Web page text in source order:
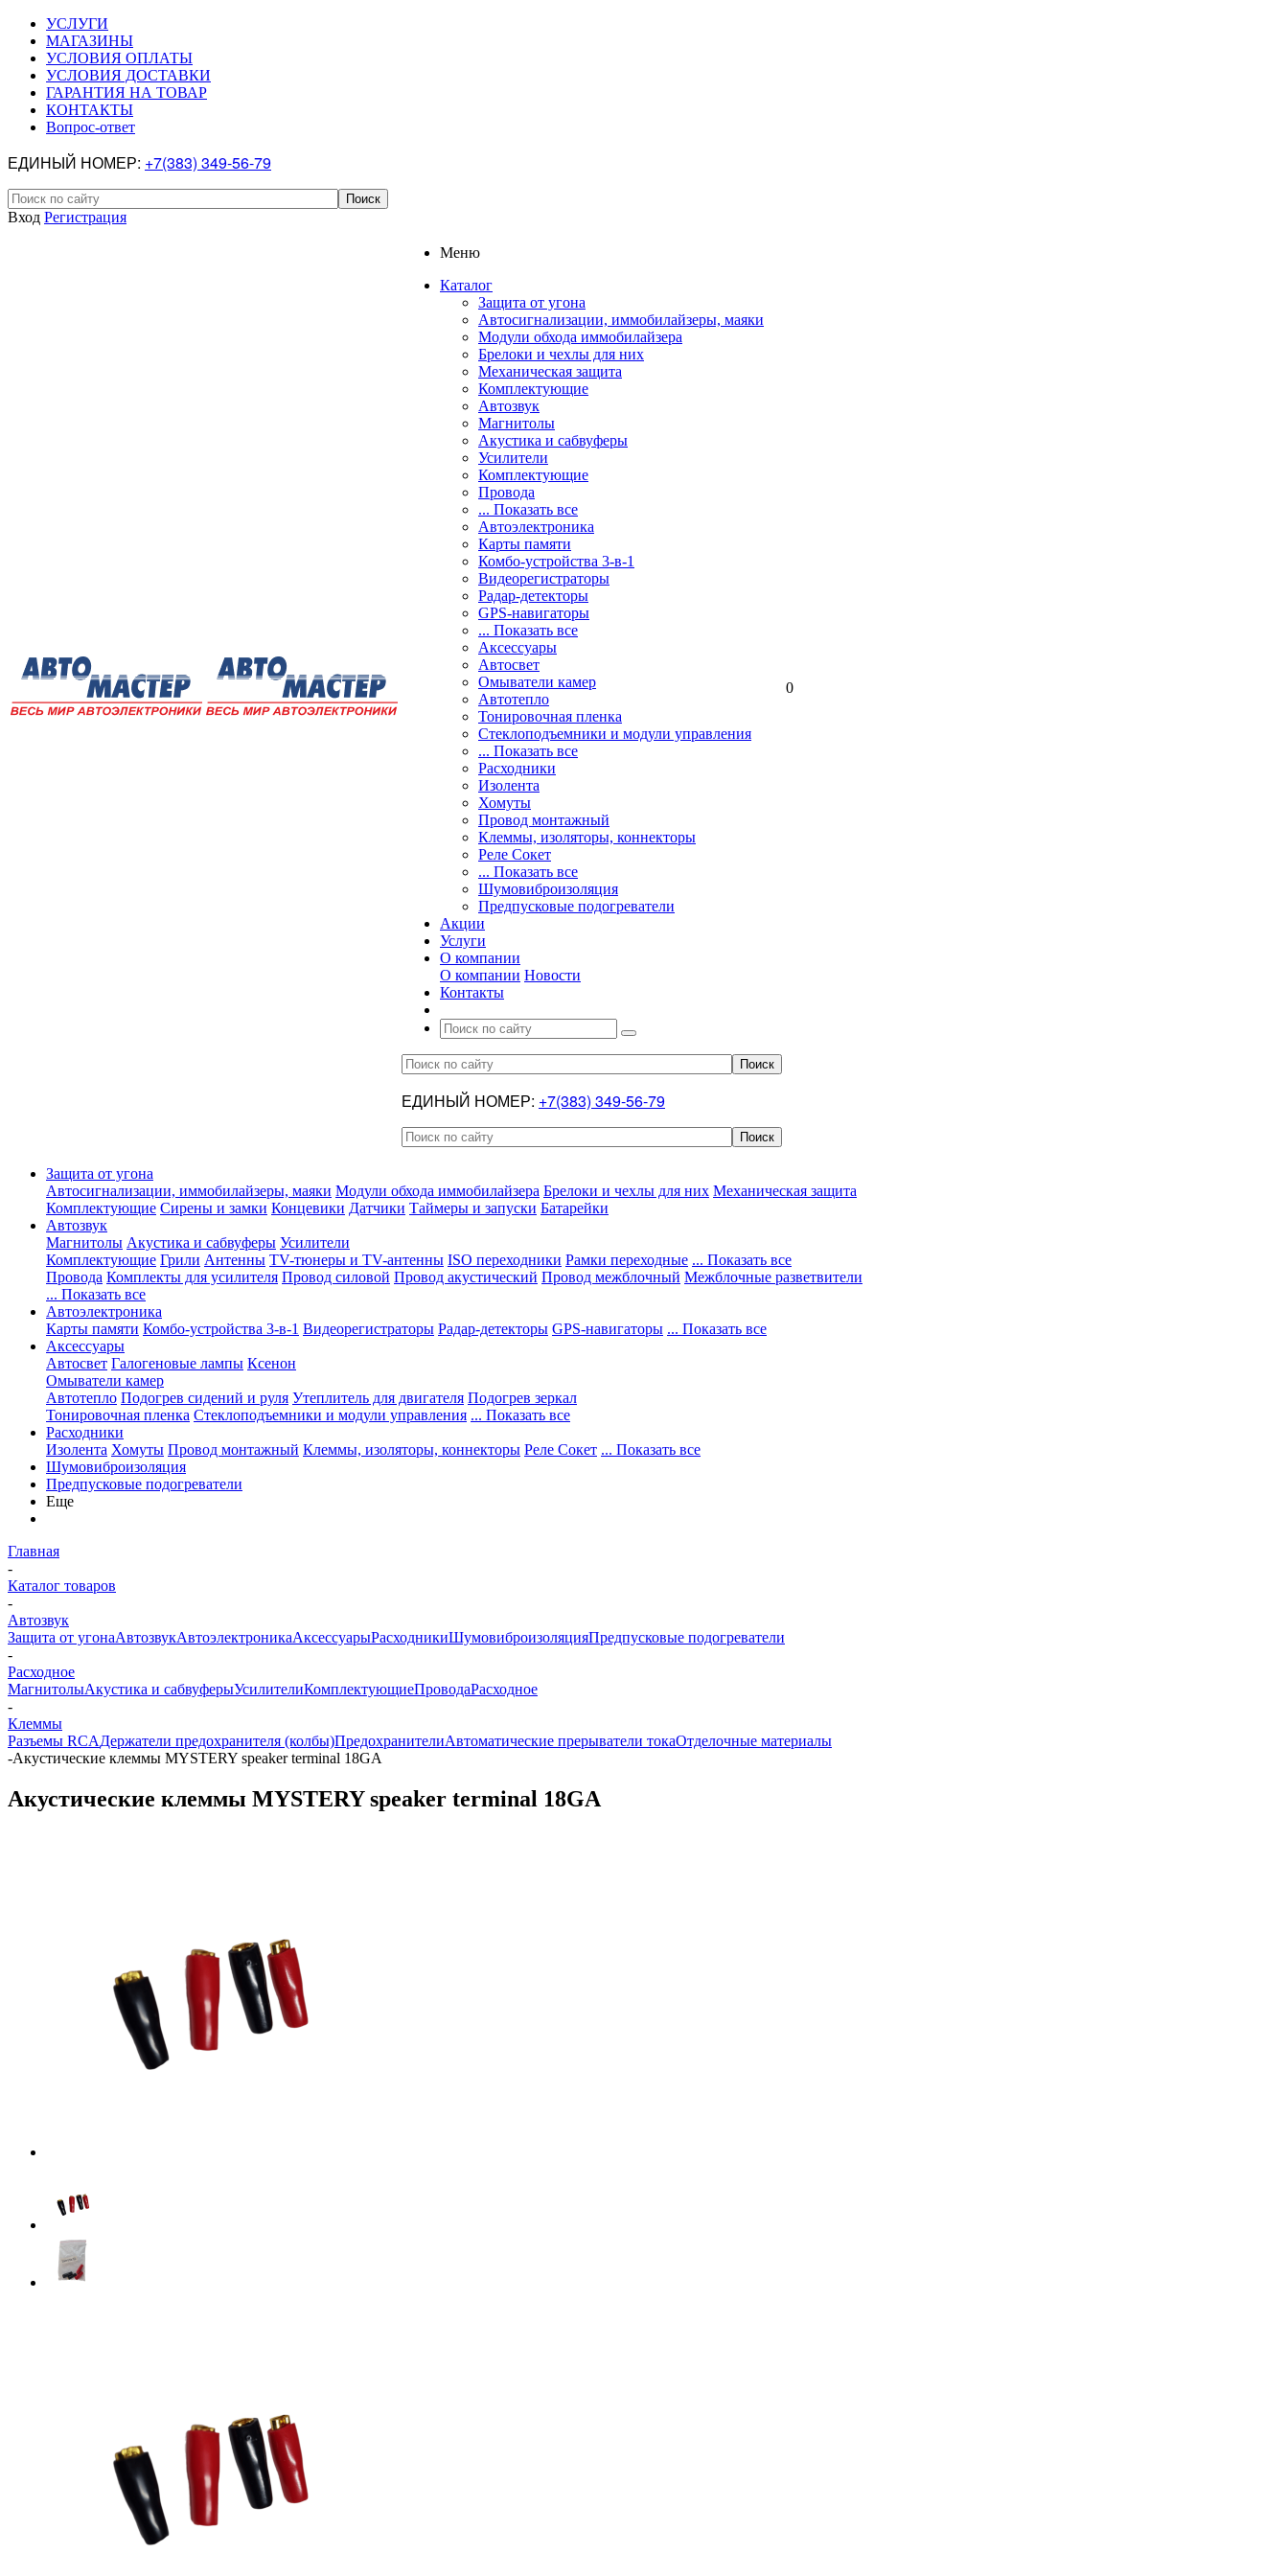
УСЛУГИ
МАГАЗИНЫ
УСЛОВИЯ ОПЛАТЫ
УСЛОВИЯ ДОСТАВКИ
ГАРАНТИЯ НА ТОВАР
КОНТАКТЫ
Вопрос-ответ
ЕДИНЫЙ НОМЕР: +7(383) 349-56-79
Вход Регистрация
Меню
Каталог
Защита от угона
Автосигнализации, иммобилайзеры, маяки
Модули обхода иммобилайзера
Брелоки и чехлы для них
Механическая защита
Комплектующие
Автозвук
Магнитолы
Акустика и сабвуферы
Усилители
Комплектующие
Провода
... Показать все
Автоэлектроника
Карты памяти
Комбо-устройства 3-в-1
Видеорегистраторы
Радар-детекторы
GPS-навигаторы
... Показать все
Аксессуары
Автосвет
Омыватели камер
Автотепло
Тонировочная пленка
Стеклоподъемники и модули управления
... Показать все
Расходники
Изолента
Хомуты
Провод монтажный
Клеммы, изоляторы, коннекторы
Реле Сокет
... Показать все
Шумовиброизоляция
Предпусковые подогреватели
Акции
Услуги
О компании
О компании Новости
Контакты
ЕДИНЫЙ НОМЕР: +7(383) 349-56-79
0
Защита от угона
Автосигнализации, иммобилайзеры, маяки Модули обхода иммобилайзера Брелоки и чехлы для них Механическая защита
Комплектующие Сирены и замки Концевики Датчики Таймеры и запуски Батарейки
Автозвук
Магнитолы Акустика и сабвуферы Усилители
Комплектующие Грили Антенны TV-тюнеры и TV-антенны ISO переходники Рамки переходные ... Показать все
Провода Комплекты для усилителя Провод силовой Провод акустический Провод межблочный Межблочные разветвители
... Показать все
Автоэлектроника
Карты памяти Комбо-устройства 3-в-1 Видеорегистраторы Радар-детекторы GPS-навигаторы ... Показать все
Аксессуары
Автосвет Галогеновые лампы Ксенон
Омыватели камер
Автотепло Подогрев сидений и руля Утеплитель для двигателя Подогрев зеркал
Тонировочная пленка Стеклоподъемники и модули управления ... Показать все
Расходники
Изолента Хомуты Провод монтажный Клеммы, изоляторы, коннекторы Реле Сокет ... Показать все
Шумовиброизоляция
Предпусковые подогреватели
Еще
Главная
-
Каталог товаров
-
Автозвук
Защита от угонаАвтозвукАвтоэлектроникаАксессуарыРасходникиШумовиброизоляцияПредпусковые подогреватели
-
Расходное
МагнитолыАкустика и сабвуферыУсилителиКомплектующиеПроводаРасходное
-
Клеммы
Разъемы RCAДержатели предохранителя (колбы)ПредохранителиАвтоматические прерыватели токаОтделочные материалы
-Акустические клеммы MYSTERY speaker terminal 18GA
Акустические клеммы MYSTERY speaker terminal 18GA